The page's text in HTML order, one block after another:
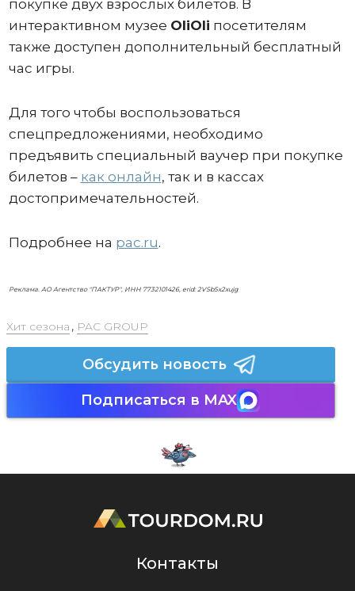
покупке двух взрослых билетов. В
интерактивном музее OliOli посетителям
также доступен дополнительный бесплатный
час игры.
Для того чтобы воспользоваться
спецпредложениями, необходимо
предъявить специальный ваучер при покупке
билетов – как онлайн, так и в кассах
достопримечательностей.
Подробнее на pac.ru.
Реклама. АО Агентство "ПАКТУР", ИНН 7732101426, erid: 2VSb5x2xujg
Хит сезона , PAC GROUP
Обсудить новость
Подписаться в MAX
Контакты